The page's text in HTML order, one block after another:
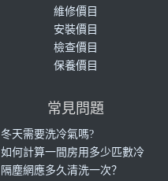
維修價目
安裝價目
檢查價目
保養價目
常見問題
冬天需要洗冷氣嗎?
如何計算一間房用多少匹數冷
氣?
隔塵網應多久清洗一次？